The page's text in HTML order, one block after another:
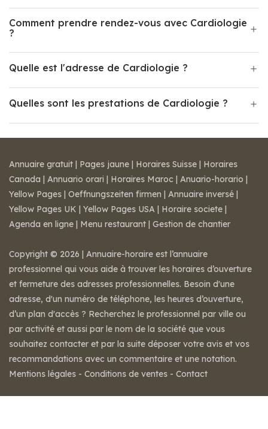
Comment prendre rendez-vous avec Cardiologie
?
Quelle est l'adresse de Cardiologie ?
Quelles sont les prestations de Cardiologie ?
Annuaire gratuit | Pages jaune | Horaires Suisse | Horaires
Canada | Annuario orari | Horaires Maroc | Anuario-horario |
Yellow Pages | Oeffnungszeiten firmen | Annuaire inversé |
Yellow Pages UK | Yellow Pages USA | Horaire societe |
Agenda en ligne | Menu restaurant | Gestion de chantier
Copyright © 2026 | Annuaire-horaire est l’annuaire
professionnel qui vous aide à trouver les horaires d’ouverture
et fermeture des adresses professionnelles. Besoin d'une
adresse, d'un numéro de téléphone, les heures d’ouverture,
d’un plan d'accès ? Recherchez le professionnel par ville ou
par activité et aussi par le nom de la société que vous
souhaitez contacter et par la suite déposer votre avis et vos
recommandations avec un commentaire et une notation.
Mentions légales - Conditions de ventes - Contact